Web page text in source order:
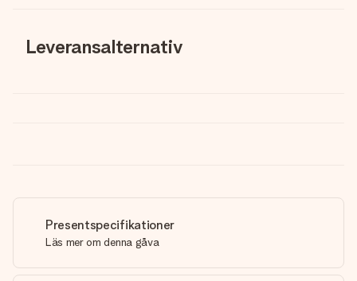
Leveransalternativ
Presentspecifikationer
Läs mer om denna gåva